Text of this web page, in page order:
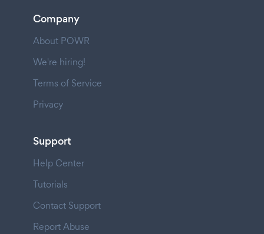
Company
About POWR
We're hiring!
Terms of Service
Privacy
Support
Help Center
Tutorials
Contact Support
Report Abuse